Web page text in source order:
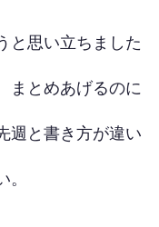
と思い立ちました
まとめあげるのに
週と書き方が違い